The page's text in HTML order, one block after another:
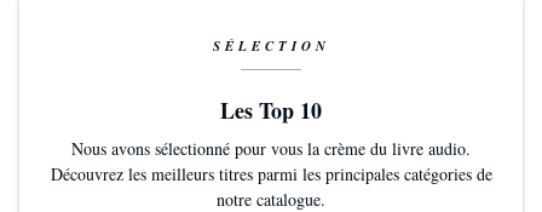
SÉLECTION
Les Top 10
Nous avons sélectionné pour vous la crème du livre audio.
Découvrez les meilleurs titres parmi les principales catégories de
notre catalogue.